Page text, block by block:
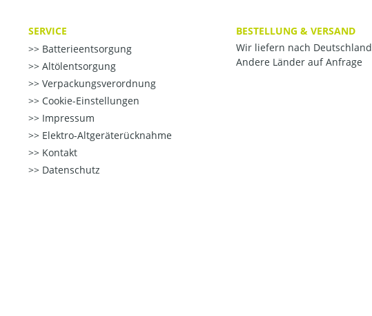
SERVICE
Batterieentsorgung
Altölentsorgung
Verpackungsverordnung
Cookie-Einstellungen
Impressum
Elektro-Altgeräterücknahme
Kontakt
Datenschutz
BESTELLUNG & VERSAND
Wir liefern nach Deutschland
Andere Länder auf Anfrage